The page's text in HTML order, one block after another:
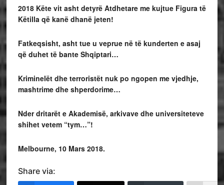
2018Këte vit asht detyrë Atdhetare me kujtue Figura të
Këtilla që kanë dhanë jeten!
Fatkeqsisht, asht tue u veprue në të kunderten e asaj
që duhet të bante Shqiptari…
Kriminelët dhe terroristët nuk po ngopen me vjedhje,
mashtrime dhe shperdorime…
Nder dritarët e Akademisë, arkivave dhe universiteteve
shihet vetem “tym…”!
Melbourne, 10 Mars 2018.
Share via: